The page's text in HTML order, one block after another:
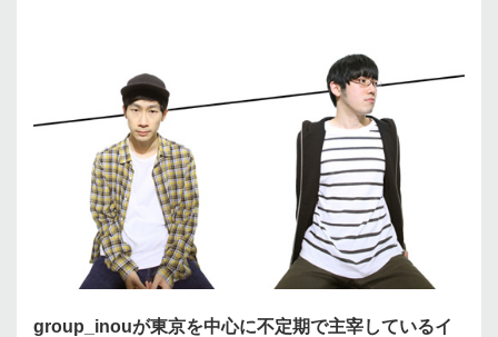
group_inouが東京を中心に不定期で主宰しているイ